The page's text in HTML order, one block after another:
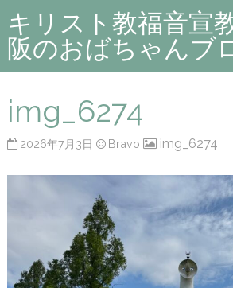
キリスト教福音宣
阪のおばちゃんブ
img_6274
2026年7月3日 Bravo img_6274